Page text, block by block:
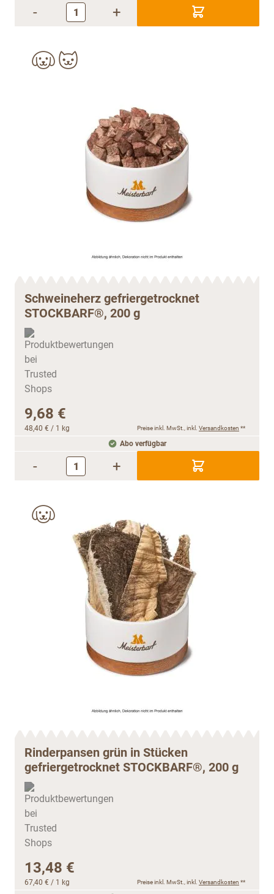
- +
Schweineherz gefriergetrocknet
STOCKBARF®, 200 g
9,68 €
48,40 € / 1 kg Preise inkl. MwSt., inkl. Versandkosten **
Abo verfügbar
- +
Rinderpansen grün in Stücken
gefriergetrocknet STOCKBARF®, 200 g
13,48 €
67,40 € / 1 kg Preise inkl. MwSt., inkl. Versandkosten **